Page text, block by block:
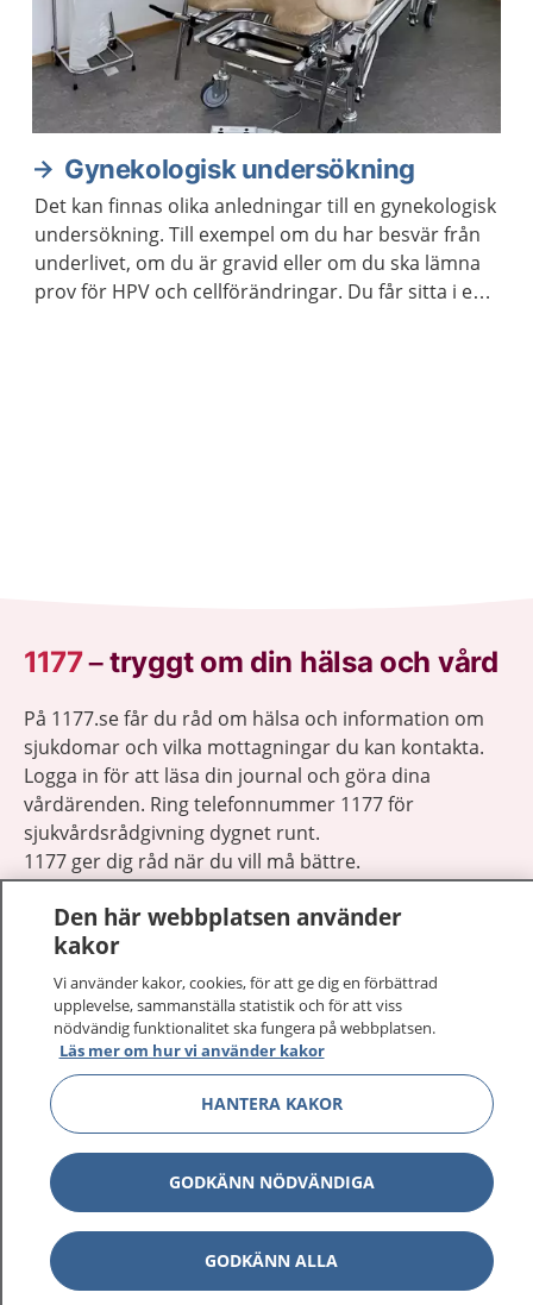
Gynekologisk undersökning
Det kan finnas olika anledningar till en gynekologisk
undersökning. Till exempel om du har besvär från
underlivet, om du är gravid eller om du ska lämna
prov för HPV och cellförändringar. Du får sitta i en
1177–tryggt om din hälsa och vård
På 1177.se får du råd om hälsa och information om
sjukdomar och vilka mottagningar du kan kontakta.
Logga in för att läsa din journal och göra dina
vårdärenden. Ring telefonnummer 1177 för
sjukvårdsrådgivning dygnet runt.
1177 ger dig råd när du vill må bättre.
1177 på flera språk
Om 1177 Visa
Kontakt Visa
Behandling av personuppgifter
Den här webbplatsen använder
kakor
Vi använder kakor, cookies, för att ge dig en förbättrad
upplevelse, sammanställa statistik och för att viss
nödvändig funktionalitet ska fungera på webbplatsen.
Läs mer om hur vi använder kakor
HANTERA KAKOR
GODKÄNN NÖDVÄNDIGA
GODKÄNN ALLA